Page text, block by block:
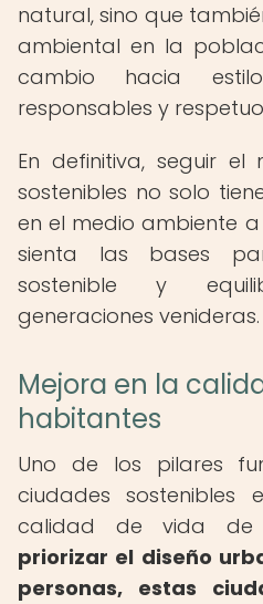
natural, sino que
ambiental en la
cambio hacia
responsables y
En definitiva, seguir
sostenibles no solo
en el medio ambiente
sienta las bases
sostenible y
generaciones venideras.
Mejora en la
habitantes
Uno de los pilares
ciudades
calidad de vida de
priorizar el diseño
personas, estas